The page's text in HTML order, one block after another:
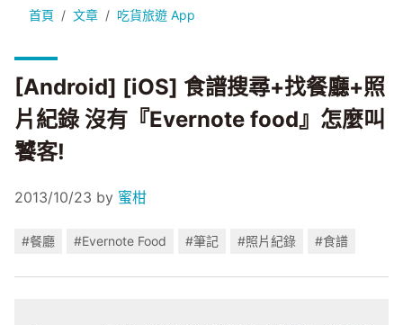
首頁 文章 吃貨旅遊 App
[Android] [iOS] 食譜搜尋+找餐廳+照片紀錄 沒有『Evernote
[Android] [iOS] 食譜搜尋+找餐廳+照
片紀錄 沒有『Evernote food』怎麼叫
饕客!
2013/10/23 by 蜜柑
#餐廳 #Evernote Food #筆記 #照片紀錄 #食譜